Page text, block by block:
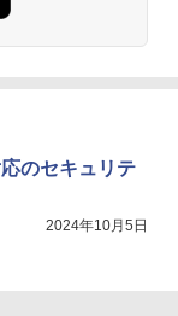
のセキュリテ
2024年10月5日